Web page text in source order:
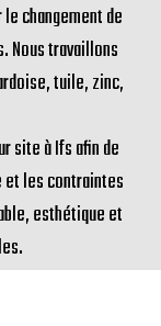
changement de
Nous travaillons
tuile, zinc,
site à Ifs afin de
et les contraintes
esthétique et